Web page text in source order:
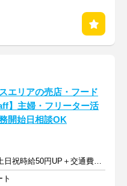
エリアの売店・フード
】主婦・フリーター活
開始日相談OK
時給1090円～※土日祝時給50円UP＋交通費規定支給
ト